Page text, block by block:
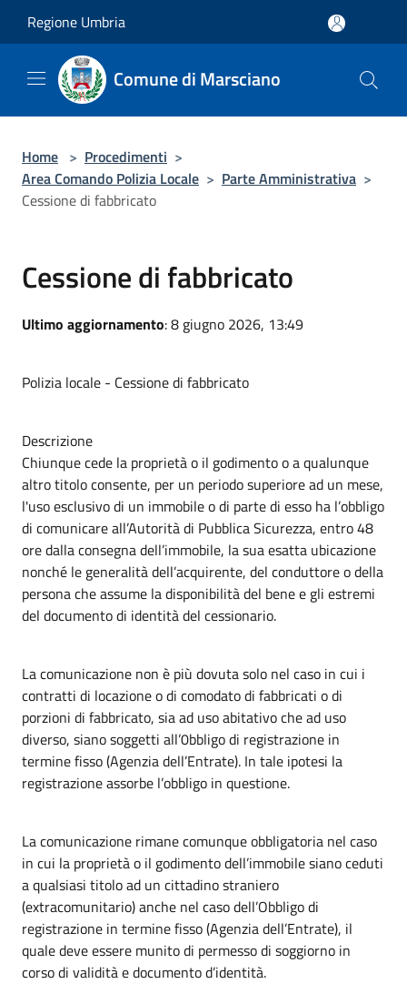
Regione Umbria
Comune di Marsciano
Home > Procedimenti >
Area Comando Polizia Locale > Parte Amministrativa >
Cessione di fabbricato
Cessione di fabbricato
Ultimo aggiornamento: 8 giugno 2026, 13:49
Polizia locale - Cessione di fabbricato
Descrizione
Chiunque cede la proprietà o il godimento o a qualunque
altro titolo consente, per un periodo superiore ad un mese,
l'uso esclusivo di un immobile o di parte di esso ha l’obbligo
di comunicare all’Autorità di Pubblica Sicurezza, entro 48
ore dalla consegna dell’immobile, la sua esatta ubicazione
nonché le generalità dell’acquirente, del conduttore o della
persona che assume la disponibilità del bene e gli estremi
del documento di identità del cessionario.
La comunicazione non è più dovuta solo nel caso in cui i
contratti di locazione o di comodato di fabbricati o di
porzioni di fabbricato, sia ad uso abitativo che ad uso
diverso, siano soggetti all’0bbligo di registrazione in
termine fisso (Agenzia dell’Entrate). In tale ipotesi la
registrazione assorbe l’obbligo in questione.
La comunicazione rimane comunque obbligatoria nel caso
in cui la proprietà o il godimento dell’immobile siano ceduti
a qualsiasi titolo ad un cittadino straniero
(extracomunitario) anche nel caso dell’Obbligo di
registrazione in termine fisso (Agenzia dell’Entrate), il
quale deve essere munito di permesso di soggiorno in
corso di validità e documento d’identità.